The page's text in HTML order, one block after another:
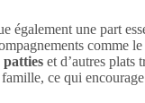
également une part
comme
patties et d’autres plats
ce qui